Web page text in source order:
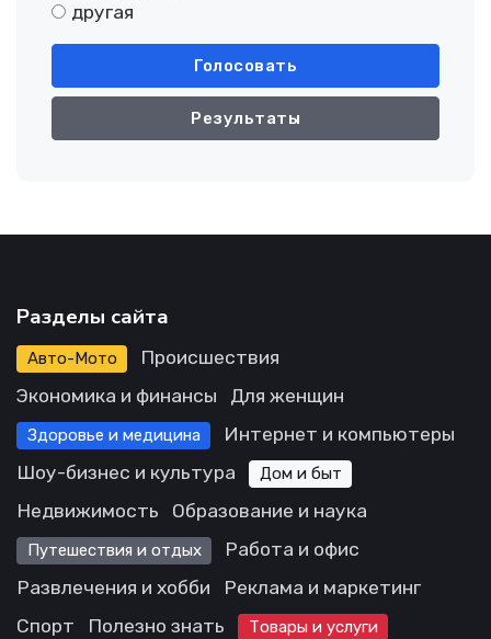
другая
Голосовать
Результаты
Разделы сайта
Авто-Мото
Происшествия
Экономика и финансы
Для женщин
Здоровье и медицина
Интернет и компьютеры
Шоу-бизнес и культура
Дом и быт
Недвижимость Образование и наука
Путешествия и отдых
Работа и офис
Развлечения и хобби
Реклама и маркетинг
Спорт
Полезно знать Товары и услуги